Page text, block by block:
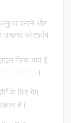
बनाने और
प्लेटफ़ॉर्म
किया गया है
।
के लिए गेम
है।